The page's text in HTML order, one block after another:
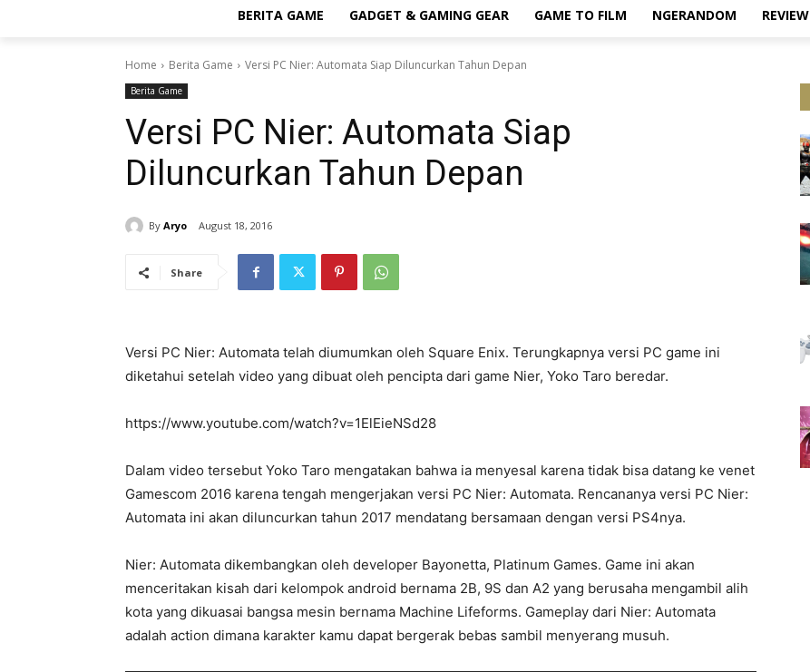
BERITA GAME GADGET & GAMING GEAR GAME TO FILM NGERANDOM REVIEW
Home Berita Game Versi PC Nier: Automata Siap Diluncurkan Tahun Depan
Berita Game
Versi PC Nier: Automata Siap
Diluncurkan Tahun Depan
By Aryo August 18, 2016
Share
Versi PC Nier: Automata telah diumumkan oleh Square Enix. Terungkapnya versi PC game ini
diketahui setelah video yang dibuat oleh pencipta dari game Nier, Yoko Taro beredar.
https://www.youtube.com/watch?v=1ElEieNSd28
Dalam video tersebut Yoko Taro mengatakan bahwa ia menyesal karena tidak bisa datang ke venet
Gamescom 2016 karena tengah mengerjakan versi PC Nier: Automata. Rencananya versi PC Nier:
Automata ini akan diluncurkan tahun 2017 mendatang bersamaan dengan versi PS4nya.
Nier: Automata dikembangkan oleh developer Bayonetta, Platinum Games. Game ini akan
menceritakan kisah dari kelompok android bernama 2B, 9S dan A2 yang berusaha mengambil alih
kota yang dikuasai bangsa mesin bernama Machine Lifeforms. Gameplay dari Nier: Automata
adalah action dimana karakter kamu dapat bergerak bebas sambil menyerang musuh.